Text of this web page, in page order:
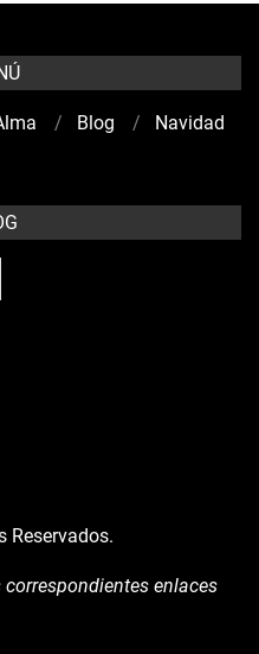
Blog
Navidad
Reservados.
enlaces